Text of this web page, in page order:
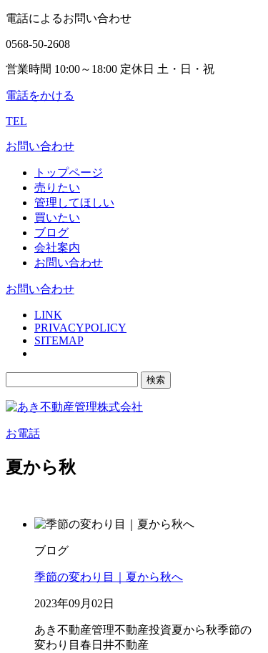
電話によるお問い合わせ
0568-50-2608
営業時間 10:00～18:00 定休日 土・日・祝
電話をかける
TEL
お問い合わせ
トップページ
売りたい
管理してほしい
買いたい
ブログ
会社案内
お問い合わせ
お問い合わせ
LINK
PRIVACYPOLICY
SITEMAP
お電話
夏から秋
ブログ
季節の変わり目｜夏から秋へ
2023年09月02日
あき不動産管理不動産投資夏から秋季節の
変わり目 春日井不動産